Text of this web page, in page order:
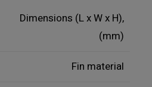
Dimensions (L x W x H),
(mm)
Fin material